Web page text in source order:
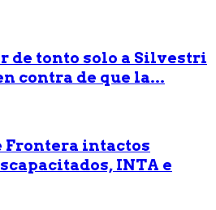
de tonto solo a Silvestri
contra de que la...
Frontera intactos
INTA e